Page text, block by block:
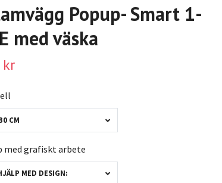
Popup- Smart 1-
med väska
kr
CM
med grafiskt arbete
MED DESIGN: